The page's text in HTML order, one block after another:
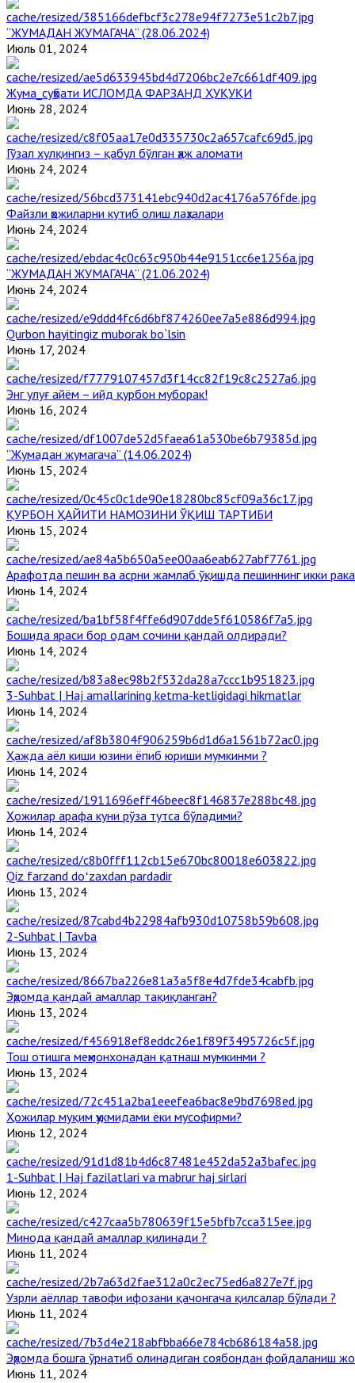
“ЖУМАДАН ЖУМАГАЧА” (28.06.2024)
Июль 01, 2024
Жума_суҳбати ИСЛОМДА ФАРЗАНД ҲУҚУҚИ
Июнь 28, 2024
Гўзал хулқингиз – қабул бўлган ҳаж аломати
Июнь 24, 2024
Файзли ҳожиларни кутиб олиш лаҳзалари
Июнь 24, 2024
“ЖУМАДАН ЖУМАГАЧА” (21.06.2024)
Июнь 24, 2024
Qurbon hayitingiz muborak bo`lsin
Июнь 17, 2024
Энг улуғ айём – ийд қурбон муборак!
Июнь 16, 2024
“Жумадан жумагача” (14.06.2024)
Июнь 15, 2024
ҚУРБОН ҲАЙИТИ НАМОЗИНИ ЎҚИШ ТАРТИБИ
Июнь 15, 2024
Арафотда пешин ва асрни жамлаб ўқишда пешиннинг икки
Июнь 14, 2024
Бошида яраси бор одам сочини қандай олдиради?
Июнь 14, 2024
3-Suhbat | Haj amallarining ketma-ketligidagi hikmatlar
Июнь 14, 2024
Ҳажда аёл киши юзини ёпиб юриши мумкинми ?
Июнь 14, 2024
Ҳожилар арафа куни рўза тутса бўладими?
Июнь 14, 2024
Qiz farzand doʻzaxdan pardadir
Июнь 13, 2024
2-Suhbat | Tavba
Июнь 13, 2024
Эҳромда қандай амаллар тақиқланган?
Июнь 13, 2024
Тош отишга меҳмонхонадан қатнаш мумкинми ?
Июнь 13, 2024
Ҳожилар муқим ҳукмидами ёки мусофирми?
Июнь 12, 2024
1-Suhbat | Haj fazilatlari va mabrur haj sirlari
Июнь 12, 2024
Минода қандай амаллар қилинади ?
Июнь 11, 2024
Узрли аёллар тавофи ифозани қачонгача қилсалар бўлади ?
Июнь 11, 2024
Эҳромда бошга ўрнатиб олинадиган соябондан фойдаланиш
Июнь 11, 2024